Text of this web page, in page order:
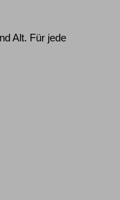
Alt. Für jede